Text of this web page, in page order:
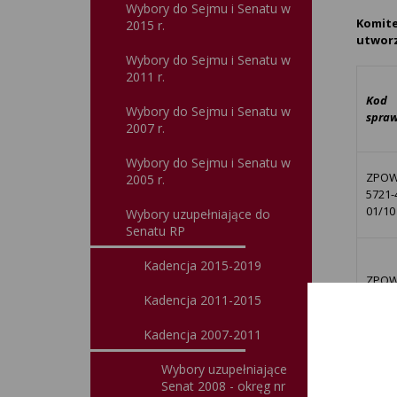
Wybory do Sejmu i Senatu w
2015 r.
Wybory do Sejmu i Senatu w
2011 r.
Wybory do Sejmu i Senatu w
2007 r.
Wybory do Sejmu i Senatu w
2005 r.
Wybory uzupełniające do
Senatu RP
Kadencja 2015-2019
Kadencja 2011-2015
Kadencja 2007-2011
Wybory uzupełniające
Senat 2008 - okręg nr
Kod
5721-
01/10